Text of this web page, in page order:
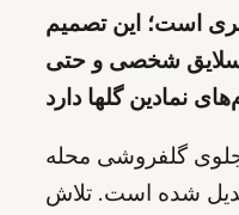
است؛ این تصمیم
شخصی و حتی
گلفروشی محله
شده است. تلاش